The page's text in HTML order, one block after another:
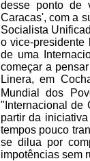
desse ponto de
Caracas', com a
Socialista
o vice-presidente
de uma
começar a
Linera, em
Mundial dos
"Internacional de
partir da
tempos pouco
se dilua por
impotências sem